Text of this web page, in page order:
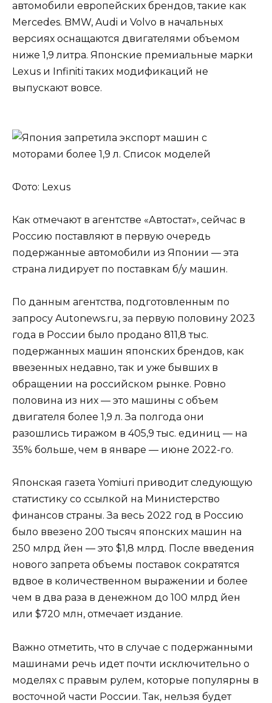
автомобили европейских брендов, такие как
Mercedes. BMW, Audi и Volvo в начальных
версиях оснащаются двигателями объемом
ниже 1,9 литра. Японские премиальные марки
Lexus и Infiniti таких модификаций не
выпускают вовсе.
Фото: Lexus
Как отмечают в агентстве «Автостат», сейчас в
Россию поставляют в первую очередь
подержанные автомобили из Японии — эта
страна лидирует по поставкам б/у машин.
По данным агентства, подготовленным по
запросу Autonews.ru, за первую половину 2023
года в России было продано 811,8 тыс.
подержанных машин японских брендов, как
ввезенных недавно, так и уже бывших в
обращении на российском рынке. Ровно
половина из них — это машины с объем
двигателя более 1,9 л. За полгода они
разошлись тиражом в 405,9 тыс. единиц — на
35% больше, чем в январе — июне 2022-го.
Японская газета Yomiuri приводит следующую
статистику со ссылкой на Министерство
финансов страны. За весь 2022 год в Россию
было ввезено 200 тысяч японских машин на
250 млрд йен — это $1,8 млрд. После введения
нового запрета объемы поставок сократятся
вдвое в количественном выражении и более
чем в два раза в денежном до 100 млрд йен
или $720 млн, отмечает издание.
Важно отметить, что в случае с подержанными
машинами речь идет почти исключительно о
моделях с правым рулем, которые популярны в
восточной части России. Так, нельзя будет